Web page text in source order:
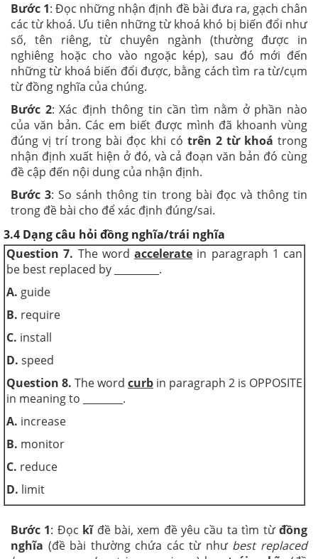
Bước 1: Đọc những nhận định đề bài đưa ra, gạch chân
các từ khoá. Ưu tiên những từ khoá khó bị biến đổi như
số, tên riêng, từ chuyên ngành (thường được in
nghiêng hoặc cho vào ngoặc kép), sau đó mới đến
những từ khoá biến đổi được, bằng cách tìm ra từ/cụm
từ đồng nghĩa của chúng.
Bước 2: Xác định thông tin cần tìm nằm ở phần nào
của văn bản. Các em biết được mình đã khoanh vùng
đúng vị trí trong bài đọc khi có trên 2 từ khoá trong
nhận định xuất hiện ở đó, và cả đoạn văn bản đó cùng
đề cập đến nội dung của nhận định.
Bước 3: So sánh thông tin trong bài đọc và thông tin
trong đề bài cho để xác định đúng/sai.
3.4 Dạng câu hỏi đồng nghĩa/trái nghĩa
Question 7. The word accelerate in paragraph 1 can
be best replaced by _________.
A. guide
B. require
C. install
D. speed
Question 8. The word curb in paragraph 2 is OPPOSITE
in meaning to ________.
A. increase
B. monitor
C. reduce
D. limit
Bước 1: Đọc kĩ đề bài, xem đề yêu cầu ta tìm từđồng
nghĩa (đề bài thường chứa các từ như best replaced